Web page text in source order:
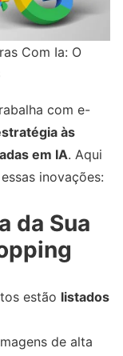
Com Ia: O
com e-
às
em IA. Aqui
inovações:
da Sua
estão listados
de alta